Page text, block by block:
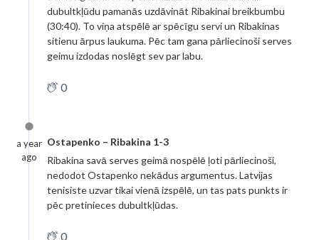
dubultkļūdu pamanās uzdāvināt Ribakinai breikbumbu
(30:40). To viņa atspēlē ar spēcīgu servi un Ribakinas
sitienu ārpus laukuma. Pēc tam gana pārliecinoši serves
geimu izdodas noslēgt sev par labu.
0
a year
ago
Ostapenko – Ribakina 1-3
Ribakina savā serves geimā nospēlē ļoti pārliecinoši,
nedodot Ostapenko nekādus argumentus. Latvijas
tenisiste uzvar tikai vienā izspēlē, un tas pats punkts ir
pēc pretinieces dubultkļūdas.
0